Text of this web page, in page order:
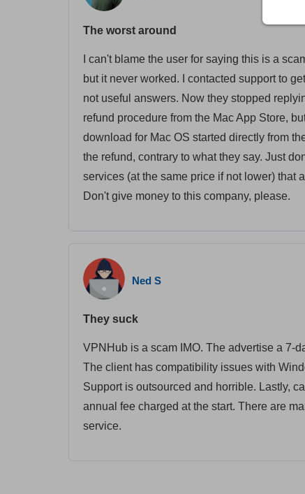
The worst around
I can't blame the user for saying this is a
but it never worked. I contacted support to
not useful answers. Now they stopped
refund procedure from the Mac App Store,
download for Mac OS started directly from
the refund, contrary to what they say. Just
services (at the same price if not lower) that
Don't give money to this company, please.
Ned S
They suck
VPNHub is a scam IMO. The advertise a 7-
The client has compatibility issues with
Support is outsourced and horrible. Lastly,
annual fee charged at the start. There are
service.